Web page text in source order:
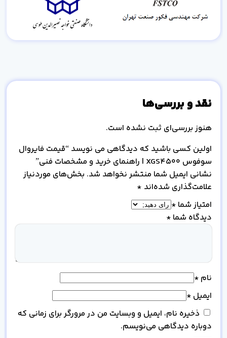
نقد و بررسی‌ها
هنوز بررسی‌ای ثبت نشده است.
اولین کسی باشید که دیدگاهی می نویسد “قیمت فایروال
سوفوس XGS4500 | راهنمای خرید و مشخصات فنی”
نشانی ایمیل شما منتشر نخواهد شد. بخش‌های موردنیاز
علامت‌گذاری شده‌اند *
امتیاز شما *
دیدگاه شما *
نام *
ایمیل *
ذخیره نام، ایمیل و وبسایت من در مرورگر برای زمانی که
دوباره دیدگاهی می‌نویسم.